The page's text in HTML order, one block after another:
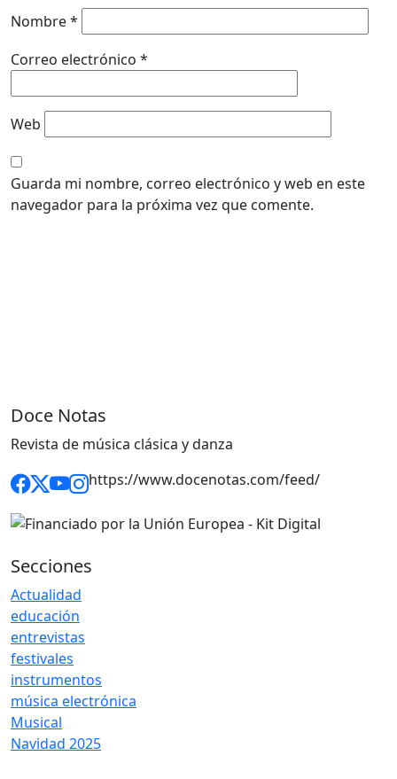
Nombre*
Correo electrónico *
Web
Guarda mi nombre, correo electrónico y web en este
navegador para la próxima vez que comente.
Doce Notas
Revista de música clásica y danza
https://www.docenotas.com/feed/
Secciones
Actualidad
educación
entrevistas
festivales
instrumentos
música electrónica
Musical
Navidad 2025